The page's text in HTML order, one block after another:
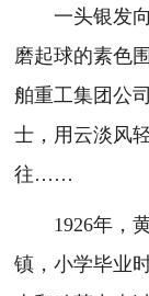
一头银发向
磨起球的素色
舶重工集团公
士，用云淡风
往……
1926年，黄
镇，小学毕业